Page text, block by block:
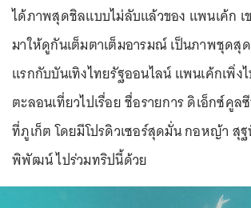
ได้ภาพสุดชิลแบบไม่ลับแล้วของ แพนเค้ก
มาให้ดูกันเต็มตาเต็มอารมณ์ เป็นภาพชุด
แรกกับบันเทิงไทยรัฐออนไลน์ แพนเค้กเพิ่ง
ตะลอนเที่ยวไปเรื่อย ชื่อรายการ ดิเอ็กซ์คูล
ที่ภูเก็ต โดยมีโปรดิวเซอร์สุดมั่น กอหญ้า
พิพัฒน์ ไปร่วมทริปนี้ด้วย